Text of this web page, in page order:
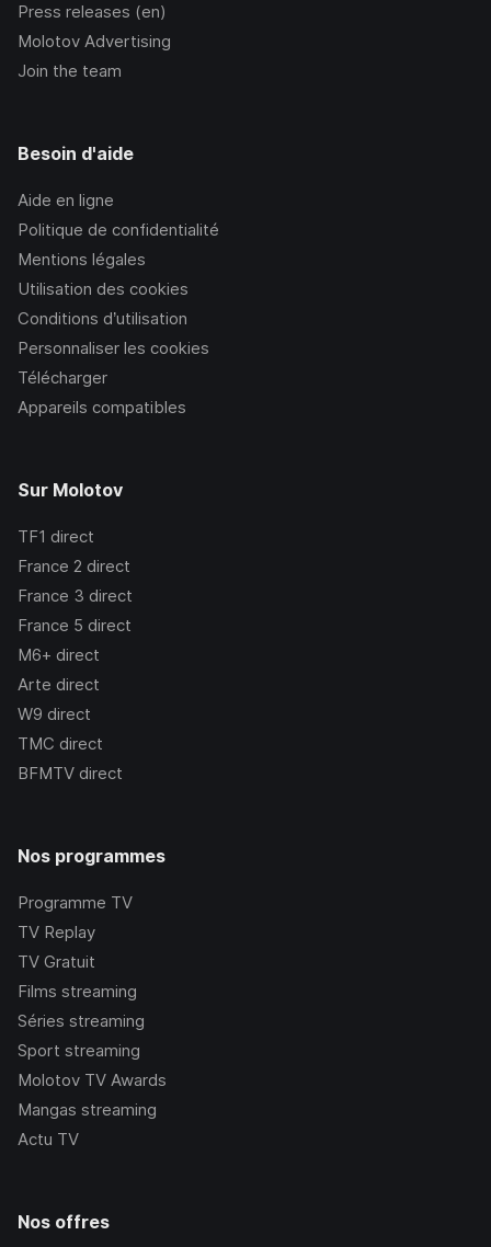
Press releases (en)
Molotov Advertising
Join the team
Besoin d'aide
Aide en ligne
Politique de confidentialité
Mentions légales
Utilisation des cookies
Conditions d’utilisation
Personnaliser les cookies
Télécharger
Appareils compatibles
Sur Molotov
TF1 direct
France 2 direct
France 3 direct
France 5 direct
M6+ direct
Arte direct
W9 direct
TMC direct
BFMTV direct
Nos programmes
Programme TV
TV Replay
TV Gratuit
Films streaming
Séries streaming
Sport streaming
Molotov TV Awards
Mangas streaming
Actu TV
Nos offres